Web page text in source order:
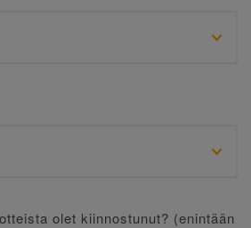
olet kiinnostunut? (enintään